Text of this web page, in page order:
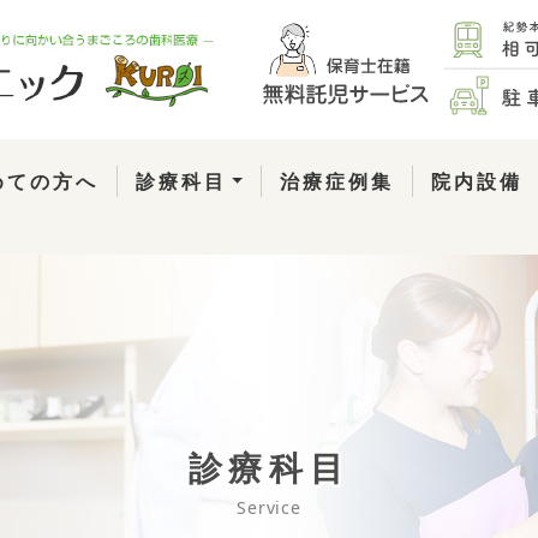
ての方へ 診療科目 治療症例集 院内設備
診療科目
Service